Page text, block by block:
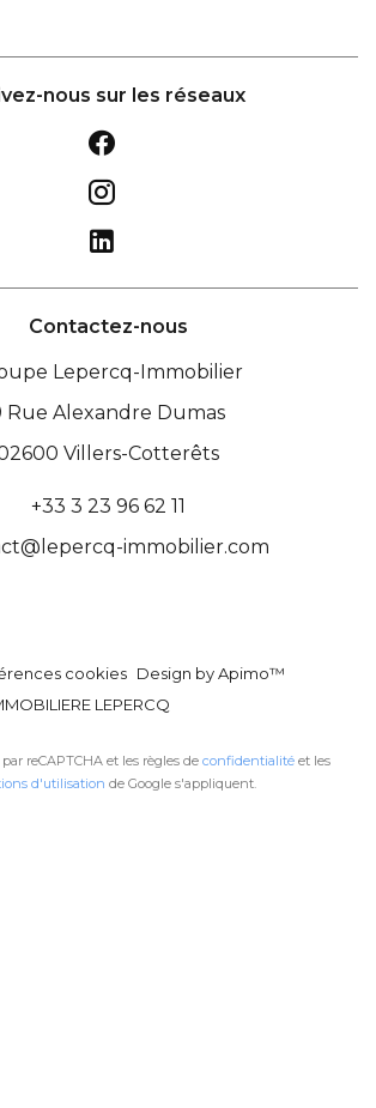
nous sur les réseaux
Contactez-nous
Lepercq-Immobilier
Rue Alexandre Dumas
Villers-Cotterêts
+33 3 23 96 62 11
immobilier.com
cookies Design byApimo™
LEPERCQ
reCAPTCHA et les règles de confidentialité et les
d'utilisation de Google s'appliquent.